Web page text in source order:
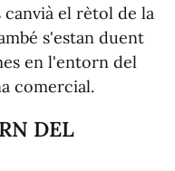
canvià el rètol de la
s'estan duent
en l'entorn del
comercial.
DEL